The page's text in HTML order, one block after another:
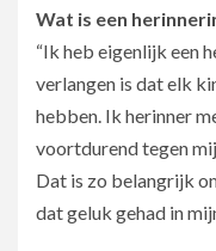
Wat is een
“Ik heb eigenlijk een
verlangen is dat elk
hebben. Ik herinner
voortdurend tegen
Dat is zo belangrijk
dat geluk gehad in